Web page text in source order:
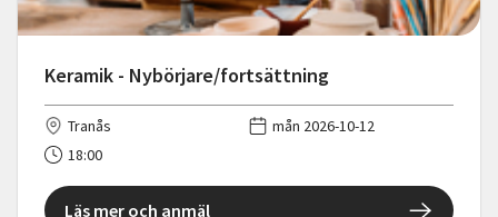
Keramik - Nybörjare/fortsättning
Tranås
mån 2026-10-12
18:00
Läs mer och anmäl